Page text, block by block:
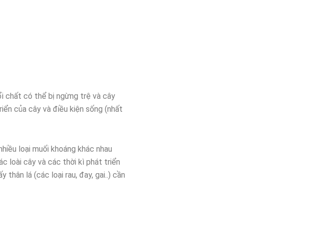
chất có thể bị ngừng trệ và cây
của cây và điều kiện sống (nhất
loại muối khoáng khác nhau
loài cây và các thời kì phát triển
thân lá (các loại rau, đay, gai..) cần